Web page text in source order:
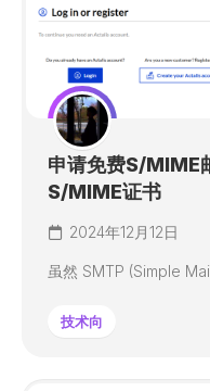
申请免费S/MIME
S/MIME证书
2024年12月12日
虽然 SMTP (Simple
技术向